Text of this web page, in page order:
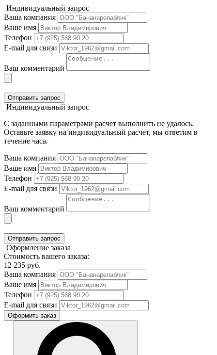
Индивидуальный запрос
Ваша компания
Ваше имя
Телефон
E-mail для связи
Ваш комментарий
Отправить запрос
Индивидуальный запрос
С заданными параметрами расчет выполнить не удалось.
Оставьте заявку на индивидуальный расчет, мы ответим в
течение часа.
Ваша компания
Ваше имя
Телефон
E-mail для связи
Ваш комментарий
Отправить запрос
Оформление заказа
Стоимость вашего заказа:
12 235 руб.
Ваша компания
Ваше имя
Телефон
E-mail для связи
Оформить заказ